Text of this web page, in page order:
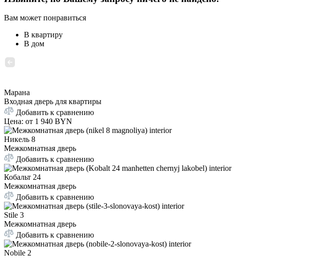
Вам может понравиться
В квартиру
В дом
Марана
Входная дверь для квартиры
Добавить к сравнению
Цена: от 1 940 BYN
Никель 8
Межкомнатная дверь
Добавить к сравнению
Кобальт 24
Межкомнатная дверь
Добавить к сравнению
Stile 3
Межкомнатная дверь
Добавить к сравнению
Nobile 2